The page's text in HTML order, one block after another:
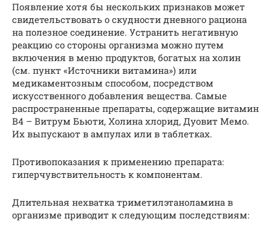
Появление хотя бы нескольких признаков может
свидетельствовать о скудности дневного рациона
на полезное соединение. Устранить негативную
реакцию со стороны организма можно путем
включения в меню продуктов, богатых на холин
(см. пункт «Источники витамина») или
медикаментозным способом, посредством
искусственного добавления вещества. Самые
распространенные препараты, содержащие витамин
В4 – Витрум Бьюти, Холина хлорид, Дуовит Мемо.
Их выпускают в ампулах или в таблетках.
Противопоказания к применению препарата:
гиперчувствительность к компонентам.
Длительная нехватка триметилэтаноламина в
организме приводит к следующим последствиям: